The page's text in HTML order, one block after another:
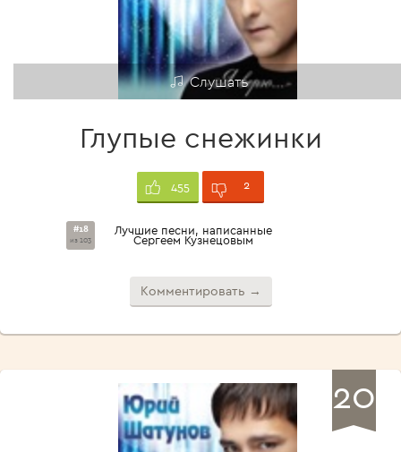
Слушать
Глупые снежинки
455 2
#18
из 103
Лучшие песни, написанные
Сергеем Кузнецовым
Комментировать →
20